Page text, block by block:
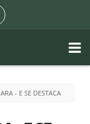
- E SE DESTACA